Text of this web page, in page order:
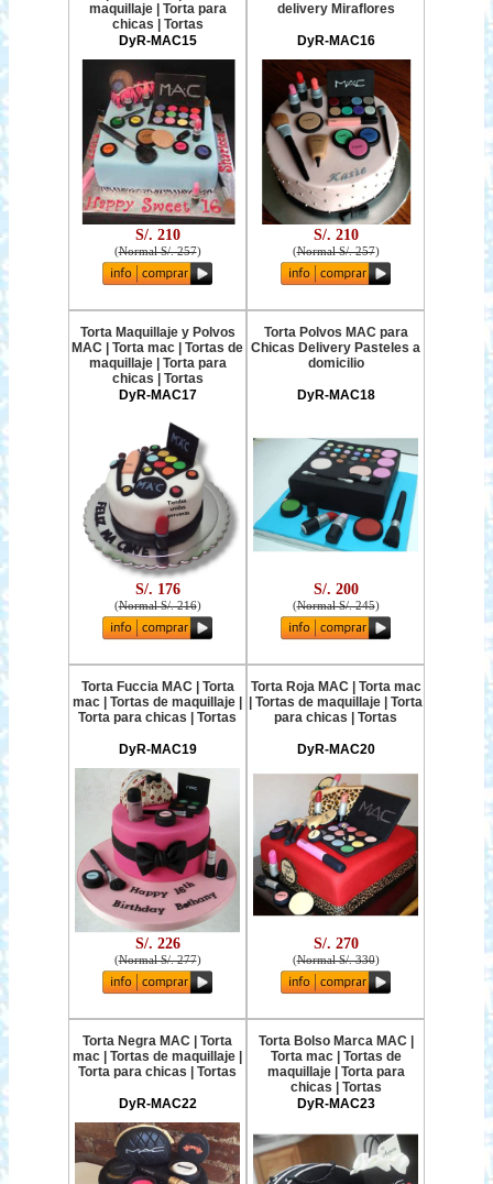
maquillaje | Torta para
chicas | Tortas
DyR-MAC15
S/. 210
(Normal S/. 257)
delivery Miraflores
DyR-MAC16
S/. 210
(Normal S/. 257)
Torta Maquillaje y Polvos
MAC | Torta mac | Tortas de
maquillaje | Torta para
chicas | Tortas
DyR-MAC17
S/. 176
(Normal S/. 216)
Torta Polvos MAC para
Chicas Delivery Pasteles a
domicilio
DyR-MAC18
S/. 200
(Normal S/. 245)
Torta Fuccia MAC | Torta
mac | Tortas de maquillaje |
Torta para chicas | Tortas
DyR-MAC19
S/. 226
(Normal S/. 277)
Torta Roja MAC | Torta mac
| Tortas de maquillaje | Torta
para chicas | Tortas
DyR-MAC20
S/. 270
(Normal S/. 330)
Torta Negra MAC | Torta
mac | Tortas de maquillaje |
Torta para chicas | Tortas
DyR-MAC22
Torta Bolso Marca MAC |
Torta mac | Tortas de
maquillaje | Torta para
chicas | Tortas
DyR-MAC23